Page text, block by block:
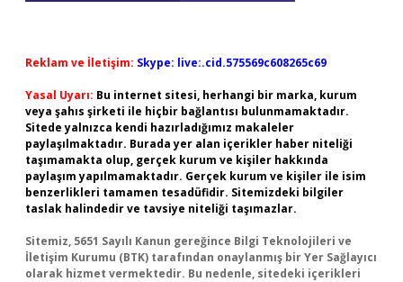
Reklam ve İletişim: Skype: live:.cid.575569c608265c69
Yasal Uyarı: Bu internet sitesi, herhangi bir marka, kurum
veya şahıs şirketi ile hiçbir bağlantısı bulunmamaktadır.
Sitede yalnızca kendi hazırladığımız makaleler
paylaşılmaktadır. Burada yer alan içerikler haber niteliği
taşımamakta olup, gerçek kurum ve kişiler hakkında
paylaşım yapılmamaktadır. Gerçek kurum ve kişiler ile isim
benzerlikleri tamamen tesadüfidir. Sitemizdeki bilgiler
taslak halindedir ve tavsiye niteliği taşımazlar.
Sitemiz, 5651 Sayılı Kanun gereğince Bilgi Teknolojileri ve
İletişim Kurumu (BTK) tarafından onaylanmış bir Yer Sağlayıcı
olarak hizmet vermektedir. Bu nedenle, sitedeki içerikleri